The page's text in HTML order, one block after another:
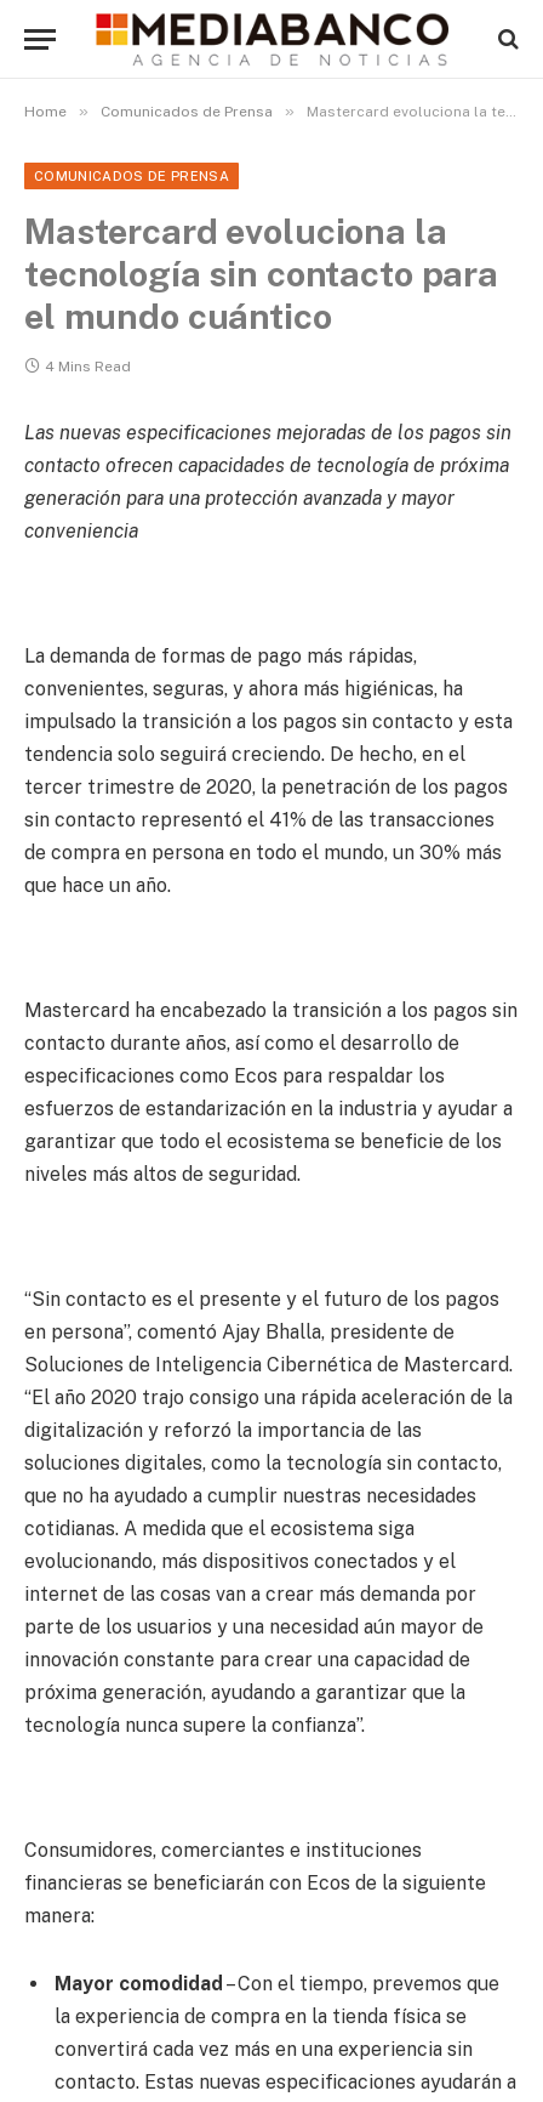
Home » Comunicados de Prensa » Mastercard evoluciona la tecnología sin contacto para el mundo cuántico
COMUNICADOS DE PRENSA
Mastercard evoluciona la
tecnología sin contacto para
el mundo cuántico
4 Mins Read
Las nuevas especificaciones mejoradas de los pagos sin
contacto ofrecen capacidades de tecnología de próxima
generación para una protección avanzada y mayor
conveniencia
La demanda de formas de pago más rápidas,
convenientes, seguras, y ahora más higiénicas, ha
impulsado la transición a los pagos sin contacto y esta
tendencia solo seguirá creciendo. De hecho, en el
tercer trimestre de 2020, la penetración de los pagos
sin contacto representó el 41% de las transacciones
de compra en persona en todo el mundo, un 30% más
que hace un año.
Mastercard ha encabezado la transición a los pagos sin
contacto durante años, así como el desarrollo de
especificaciones como Ecos para respaldar los
esfuerzos de estandarización en la industria y ayudar a
garantizar que todo el ecosistema se beneficie de los
niveles más altos de seguridad.
“Sin contacto es el presente y el futuro de los pagos
en persona”, comentó Ajay Bhalla, presidente de
Soluciones de Inteligencia Cibernética de Mastercard.
“El año 2020 trajo consigo una rápida aceleración de la
digitalización y reforzó la importancia de las
soluciones digitales, como la tecnología sin contacto,
que no ha ayudado a cumplir nuestras necesidades
cotidianas. A medida que el ecosistema siga
evolucionando, más dispositivos conectados y el
internet de las cosas van a crear más demanda por
parte de los usuarios y una necesidad aún mayor de
innovación constante para crear una capacidad de
próxima generación, ayudando a garantizar que la
tecnología nunca supere la confianza”.
Consumidores, comerciantes e instituciones
financieras se beneficiarán con Ecos de la siguiente
manera:
Mayor comodidad – Con el tiempo, prevemos que
la experiencia de compra en la tienda física se
convertirá cada vez más en una experiencia sin
contacto. Estas nuevas especificaciones ayudarán a